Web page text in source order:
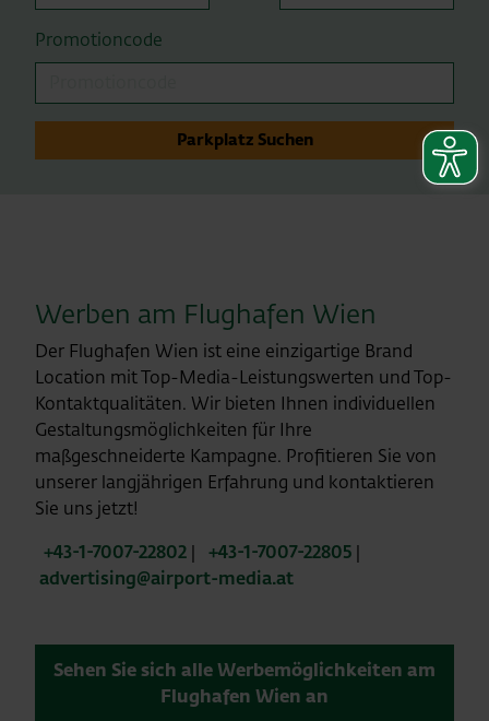
Promotioncode
Parkplatz Suchen
Werben am Flughafen Wien
Der Flughafen Wien ist eine einzigartige Brand
Location mit Top-Media-Leistungswerten und Top-
Kontaktqualitäten. Wir bieten Ihnen individuellen
Gestaltungsmöglichkeiten für Ihre
maßgeschneiderte Kampagne. Profitieren Sie von
unserer langjährigen Erfahrung und kontaktieren
Sie uns jetzt!
+43-1-7007-22802 | +43-1-7007-22805 |
advertising@airport-media.at
Sehen Sie sich alle Werbemöglichkeiten am
Flughafen Wien an